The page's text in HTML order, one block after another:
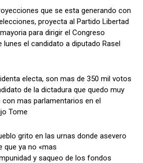
WhatsApp
WhatsApp
que se esta generando con
proyecta al Partido Libertad
para dirigir el Congreso
el candidato a diputado Rasel
electa, son mas de 350 mil votos
de la dictadura que quedo muy
mas parlamentarios en el
Tome
grito en las urnas donde asevero
que ya no «mas
y saqueo de los fondos